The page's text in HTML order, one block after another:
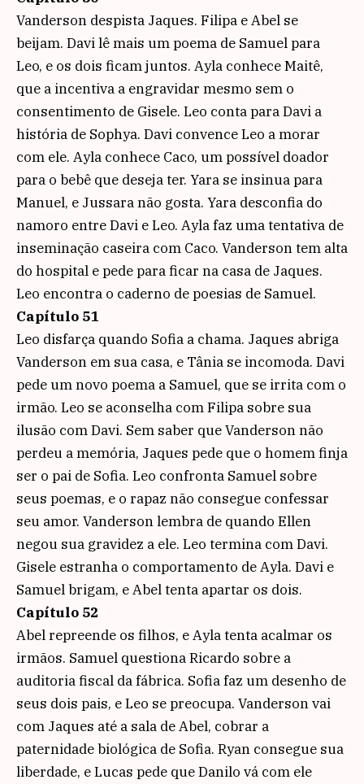
Vanderson despista Jaques. Filipa e Abel se
beijam. Davi lê mais um poema de Samuel para
Leo, e os dois ficam juntos. Ayla conhece Maitê,
que a incentiva a engravidar mesmo sem o
consentimento de Gisele. Leo conta para Davi a
história de Sophya. Davi convence Leo a morar
com ele. Ayla conhece Caco, um possível doador
para o bebê que deseja ter. Yara se insinua para
Manuel, e Jussara não gosta. Yara desconfia do
namoro entre Davi e Leo. Ayla faz uma tentativa de
inseminação caseira com Caco. Vanderson tem alta
do hospital e pede para ficar na casa de Jaques.
Leo encontra o caderno de poesias de Samuel.
Capítulo 51
Leo disfarça quando Sofia a chama. Jaques abriga
Vanderson em sua casa, e Tânia se incomoda. Davi
pede um novo poema a Samuel, que se irrita com o
irmão. Leo se aconselha com Filipa sobre sua
ilusão com Davi. Sem saber que Vanderson não
perdeu a memória, Jaques pede que o homem finja
ser o pai de Sofia. Leo confronta Samuel sobre
seus poemas, e o rapaz não consegue confessar
seu amor. Vanderson lembra de quando Ellen
negou sua gravidez a ele. Leo termina com Davi.
Gisele estranha o comportamento de Ayla. Davi e
Samuel brigam, e Abel tenta apartar os dois.
Capítulo 52
Abel repreende os filhos, e Ayla tenta acalmar os
irmãos. Samuel questiona Ricardo sobre a
auditoria fiscal da fábrica. Sofia faz um desenho de
seus dois pais, e Leo se preocupa. Vanderson vai
com Jaques até a sala de Abel, cobrar a
paternidade biológica de Sofia. Ryan consegue sua
liberdade, e Lucas pede que Danilo vá com ele